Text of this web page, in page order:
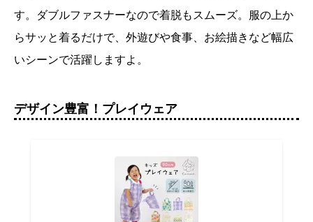
す。ダブルファスナーなので着脱もスムーズ。服の上か
らサッと着るだけで、外遊びや食事、お絵描きなど幅広
いシーンで活躍しますよ。
デザイン豊富！プレイウェア